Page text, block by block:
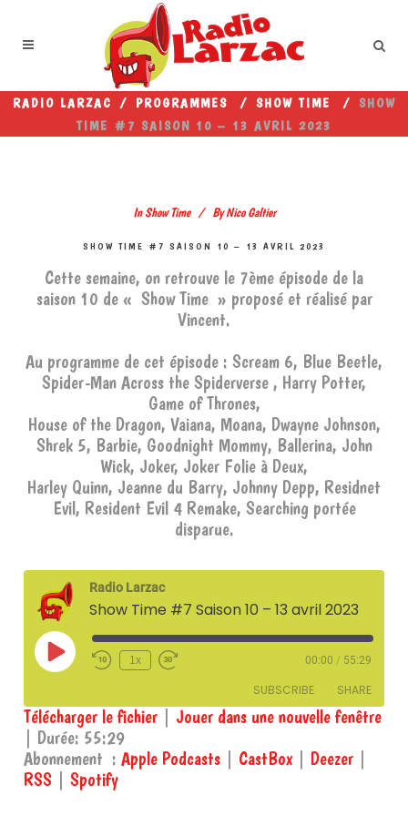
RADIO LARZAC / PROGRAMMES / SHOW TIME / SHOW
TIME #7 SAISON 10 – 13 AVRIL 2023
In Show Time By Nico Galtier
SHOW TIME #7 SAISON 10 – 13 AVRIL 2023
Cette semaine, on retrouve le 7ème épisode de la
saison 10 de « Show Time » proposé et réalisé par
Vincent.
Au programme de cet épisode : Scream 6, Blue Beetle,
Spider-Man Across the Spiderverse , Harry Potter,
Game of Thrones,
House of the Dragon, Vaiana, Moana, Dwayne Johnson,
Shrek 5, Barbie, Goodnight Mommy, Ballerina, John
Wick, Joker, Joker Folie à Deux,
Harley Quinn, Jeanne du Barry, Johnny Depp, Residnet
Evil, Resident Evil 4 Remake, Searching portée
disparue.
Radio Larzac
Show Time #7 Saison 10 – 13 avril 2023
Play
Episode
1x 00:00 / 55:29
SUBSCRIBE SHARE
Apple Podcasts
Deezer
SHARE
LINK
Télécharger le fichier
Jouer dans une nouvelle fenêtre
Durée: 55:29
Abonnement : Apple Podcasts CastBox Deezer
RSS
Spotify